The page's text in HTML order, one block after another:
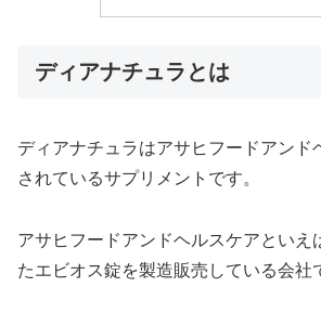
ディアナチュラとは
ディアナチュラはアサヒフードアンド
されているサプリメントです。
アサヒフードアンドヘルスケアといえ
たエビオス錠を製造販売している会社